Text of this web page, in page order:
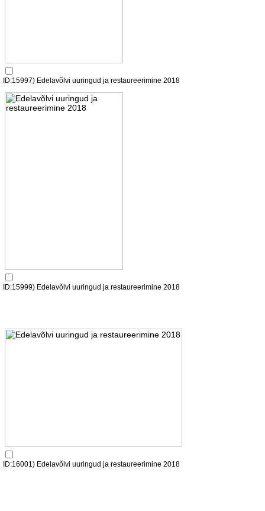
ID:15997) Edelavõlvi uuringud ja restaureerimine 2018
ID:15999) Edelavõlvi uuringud ja restaureerimine 2018
ID:16001) Edelavõlvi uuringud ja restaureerimine 2018